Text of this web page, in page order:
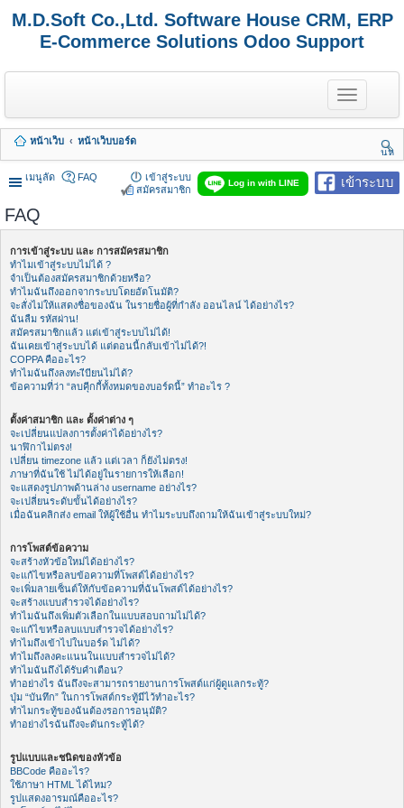
M.D.Soft Co.,Ltd. Software House CRM, ERP
E-Commerce Solutions Odoo Support
T
o
g
e
n
a
g
หน้าเว็บ
หน้าเว็บบอร์ด
นห
า
เมนูลัด
เข้าระบบ
Log in with LINE
FAQ
เข้าสู่ระบบ
สมัครสมาชิก
FAQ
การเข้าสู่ระบบ และ การสมัครสมาชิก
ทำไมเข้าสู่ระบบไม่ได้ ?
จำเป็นต้องสมัครสมาชิกด้วยหรือ?
ทำไมฉันถึงออกจากระบบโดยอัตโนมัติ?
จะสั่งไม่ให้แสดงชื่อของฉัน ในรายชื่อผู้ที่กำลัง ออนไลน์ ได้อย่างไร?
ฉันลืม รหัสผ่าน!
สมัครสมาชิกแล้ว แต่เข้าสู่ระบบไม่ได้!
ฉันเคยเข้าสู่ระบบได้ แต่ตอนนี้กลับเข้าไม่ได้?!
COPPA คืออะไร?
ทำไมฉันถึงลงทะเีบียนไม่ได้?
ข้อความที่ว่า “ลบคุีกกี้ทั้งหมดของบอร์ดนี้” ทำอะไร ?
ตั้งค่าสมาชิก และ ตั้งค่าต่าง ๆ
จะเปลี่ยนแปลงการตั้งค่าได้อย่างไร?
นาฬิกาไม่ตรง!
เปลี่ยน timezone แล้ว แต่เวลา ก็ยังไม่ตรง!
ภาษาที่ฉันใช้ ไม่ได้อยู่ในรายการให้เลือก!
จะแสดงรูปภาพด้านล่าง username อย่างไร?
จะเปลี่ยนระดับขั้นได้อย่างไร?
เมื่อฉันคลิกส่ง email ให้ผู้ใช้อื่น ทำไมระบบถึงถามให้ฉันเข้าสู่ระบบใหม่?
การโพสต์ข้อความ
จะสร้างหัวข้อใหม่ได้อย่างไร?
จะแก้ไขหรือลบข้อความที่โพสต์ได้อย่างไร?
จะเพิ่มลายเซ็นต์ให้กับข้อความที่ฉันโพสต์ได้อย่างไร?
จะสร้างแบบสำรวจได้อย่างไร?
ทำไมฉันถึงเพิ่มตัวเลือกในแบบสอบถามไม่ได้?
จะแก้ไขหรือลบแบบสำรวจได้อย่างไร?
ทำไมถึงเข้าไปในบอร์ด ไม่ได้?
ทำไมถึงลงคะแนนในแบบสำรวจไม่ได้?
ทำไมฉันถึงได้รับคำเตือน?
ทำอย่างไร ฉันถึงจะสามารถรายงานการโพสต์แก่ผู้ดูแลกระทู้?
ปุ่ม “บันทึก” ในการโพสต์กระทู้มีไว้ทำอะไร?
ทำไมกระทู้ของฉันต้องรอการอนุมัติ?
ทำอย่างไรฉันถึงจะดันกระทู้ได้?
รูปแบบและชนิดของหัวข้อ
BBCode คืออะไร?
ใช้ภาษา HTML ได้ไหม?
รูปแสดงอารมณ์คืออะไร?